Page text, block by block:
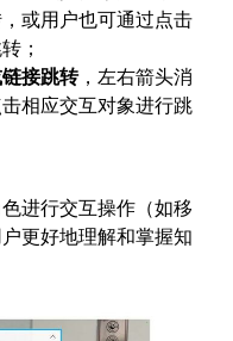
或用户也可通过点击
；
接跳转，左右箭头消
相应交互对象进行跳
进行交互操作（如移
更好地理解和掌握知